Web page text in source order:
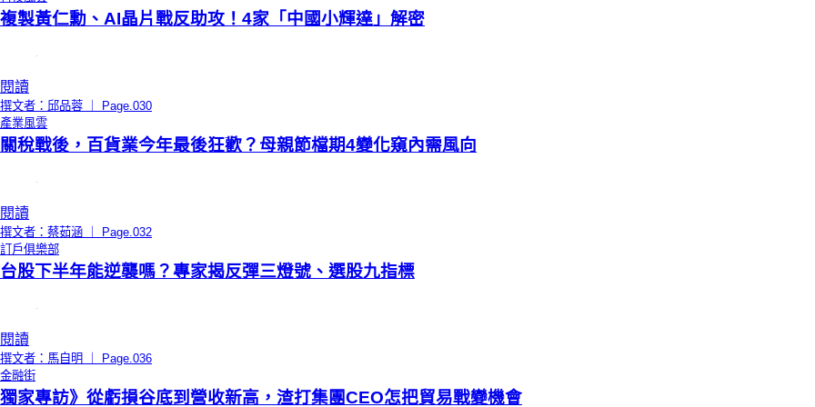
複製黃仁勳、AI晶片戰反助攻！4家「中國小輝達」解密
閱讀
撰文者：邱品蓉 ｜ Page.030
產業風雲
關稅戰後，百貨業今年最後狂歡？母親節檔期4變化窺內需風向
閱讀
撰文者：蔡茹涵 ｜ Page.032
訂戶俱樂部
台股下半年能逆襲嗎？專家揭反彈三燈號、選股九指標
閱讀
撰文者：馬自明 ｜ Page.036
金融街
獨家專訪》從虧損谷底到營收新高，渣打集團CEO怎把貿易戰變機會